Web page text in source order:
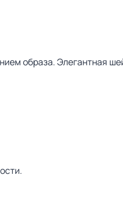
образа. Элегантная